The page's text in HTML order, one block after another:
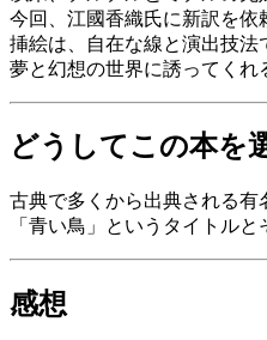
今回、江國香織氏に新訳を依
挿絵は、自在な線と演出技法
夢と幻想の世界に誘ってくれ
どうしてこの本を
古典で多くから出典される有
「青い鳥」というタイトル
感想